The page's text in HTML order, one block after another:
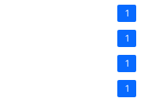
1
1
1
1